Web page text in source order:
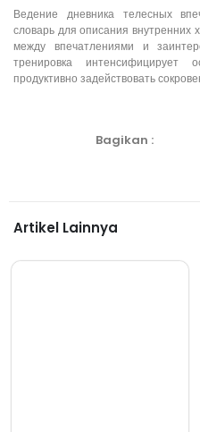
Ведение дневника телесных
словарь для описания внутренних
между впечатлениями и
тренировка интенсифицирует
продуктивно задействовать
Bagikan :
Artikel Lainnya